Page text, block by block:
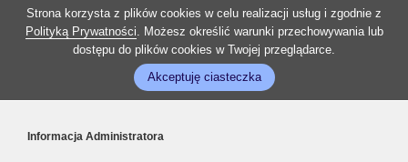
Strona korzysta z plików cookies w celu realizacji usług i zgodnie z
Polityką Prywatności. Możesz określić warunki przechowywania lub
dostępu do plików cookies w Twojej przeglądarce.
Akceptuję ciasteczka
Informacja Administratora